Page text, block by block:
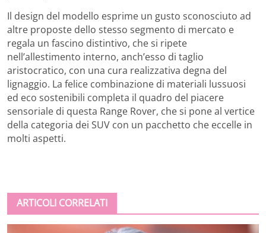
Il design del modello esprime un gusto sconosciuto ad
altre proposte dello stesso segmento di mercato e
regala un fascino distintivo, che si ripete
nell’allestimento interno, anch’esso di taglio
aristocratico, con una cura realizzativa degna del
lignaggio. La felice combinazione di materiali lussuosi
ed eco sostenibili completa il quadro del piacere
sensoriale di questa Range Rover, che si pone al vertice
della categoria dei SUV con un pacchetto che eccelle in
molti aspetti.
ARTICOLI CORRELATI